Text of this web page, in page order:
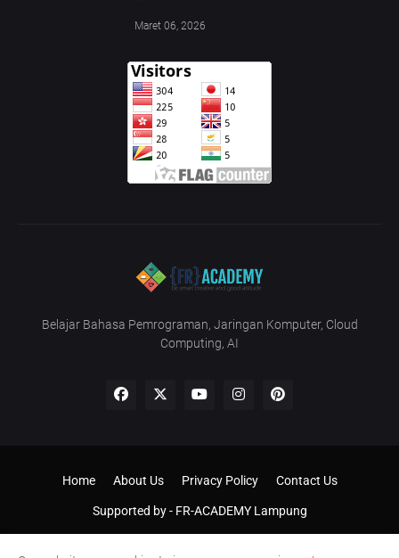
Maret 06, 2026
Belajar Bahasa Pemrograman, Jaringan Komputer, Cloud
Computing, AI
Supported by - FR-ACADEMY Lampung
Home About Us Privacy Policy Contact Us